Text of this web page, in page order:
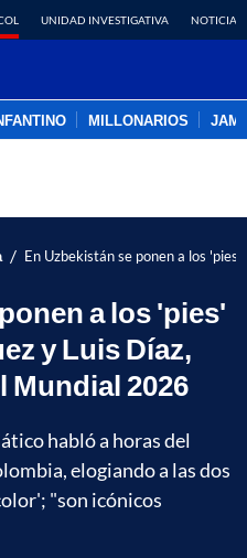
UNIDAD INVESTIGATIVA NOTICIAS
MILLONARIOS
/ En Uzbekistán se ponen a los
a los 'pies'
y Luis Díaz,
Mundial 2026
habló a horas del
elogiando a las dos
"son icónicos